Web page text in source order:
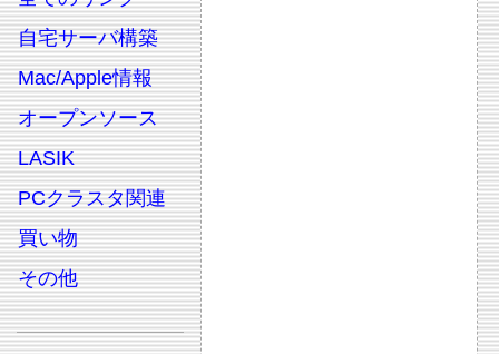
自宅サーバ構築
Mac/Apple情報
オープンソース
LASIK
PCクラスタ関連
買い物
その他